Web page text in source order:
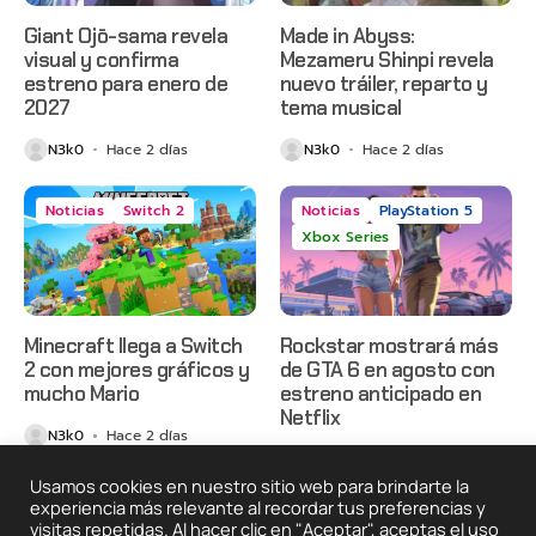
Giant Ojō-sama revela
visual y confirma
estreno para enero de
2027
N3k0 Hace 2 días
Made in Abyss:
Mezameru Shinpi revela
nuevo tráiler, reparto y
tema musical
N3k0 Hace 2 días
Noticias Switch 2
Minecraft llega a Switch
2 con mejores gráficos y
mucho Mario
N3k0 Hace 2 días
Noticias
PlayStation 5
Xbox Series
Rockstar mostrará más
de GTA 6 en agosto con
estreno anticipado en
Netflix
Usamos cookies en nuestro sitio web para brindarte la
experiencia más relevante al recordar tus preferencias y
visitas repetidas. Al hacer clic en "Aceptar", aceptas el uso